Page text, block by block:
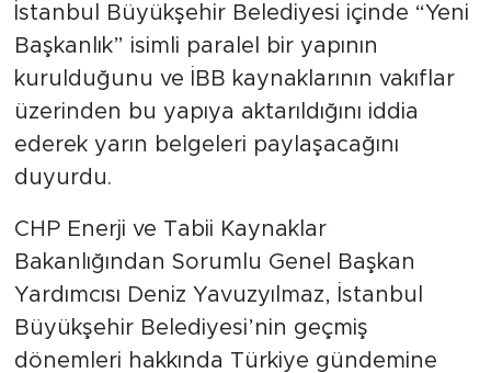
İstanbul Büyükşehir Belediyesi içinde “Yeni
Başkanlık” isimli paralel bir yapının
kurulduğunu ve İBB kaynaklarının vakıflar
üzerinden bu yapıya aktarıldığını iddia
ederek yarın belgeleri paylaşacağını
duyurdu.
CHP Enerji ve Tabii Kaynaklar
Bakanlığından Sorumlu Genel Başkan
Yardımcısı Deniz Yavuzyılmaz, İstanbul
Büyükşehir Belediyesi’nin geçmiş
dönemleri hakkında Türkiye gündemine
EKONOMİ
SPOR
KÜLTÜR SANAT
YAŞAM
TARİHTEN GÜNÜMÜZE
TARİH
KADIN